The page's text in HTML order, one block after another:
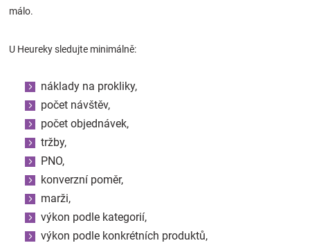
málo.
U Heureky sledujte minimálně:
náklady na prokliky,
počet návštěv,
počet objednávek,
tržby,
PNO,
konverzní poměr,
marži,
výkon podle kategorií,
výkon podle konkrétních produktů,